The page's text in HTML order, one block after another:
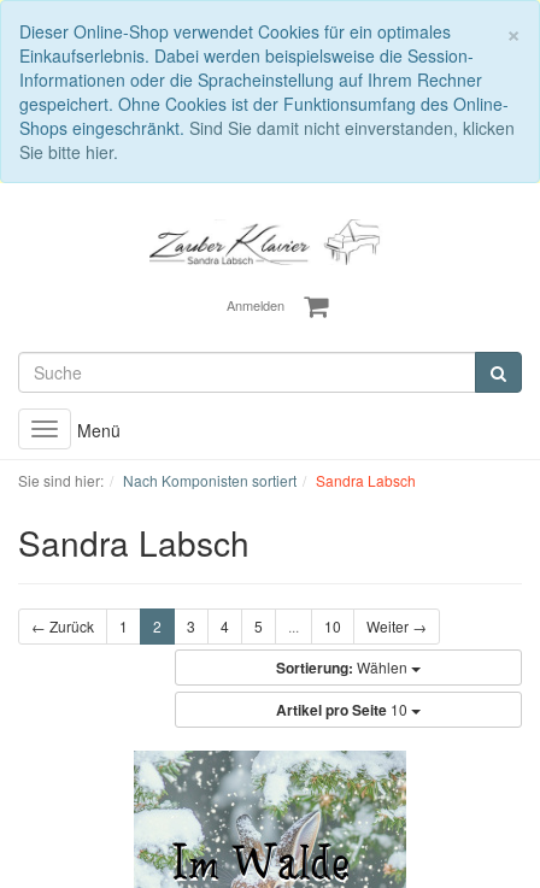
×
Dieser Online-Shop verwendet Cookies für ein optimales
Einkaufserlebnis. Dabei werden beispielsweise die Session-
Informationen oder die Spracheinstellung auf Ihrem Rechner
gespeichert. Ohne Cookies ist der Funktionsumfang des Online-
Shops eingeschränkt. Sind Sie damit nicht einverstanden, klicken
Sie bitte hier.
Anmelden
Toggle
navigation
Menü
Sie sind hier: Nach Komponisten sortiert Sandra Labsch
Sandra Labsch
← Zurück 1 2 3 4 5 ... 10 Weiter →
Sortierung: Wählen
Artikel pro Seite 10